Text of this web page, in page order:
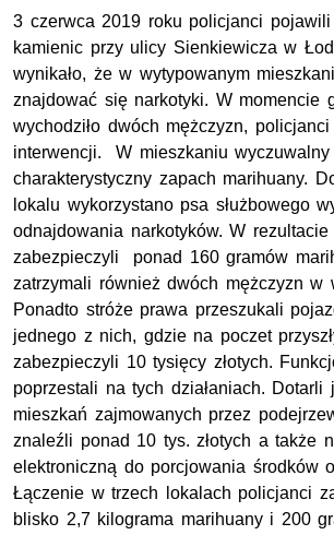
3 czerwca 2019 roku policjanci
kamienic przy ulicy Sienkiewicza w
wynikało, że w wytypowanym
znajdować się narkotyki. W momencie
wychodziło dwóch mężczyzn,
interwencji. W mieszkaniu wyczuwalny
charakterystyczny zapach marihuany.
lokalu wykorzystano psa służbowego
odnajdowania narkotyków. W rezultacie
zabezpieczyli ponad 160 gramów
zatrzymali również dwóch mężczyzn w
Ponadto stróże prawa przeszukali
jednego z nich, gdzie na poczet
zabezpieczyli 10 tysięcy złotych.
poprzestali na tych działaniach. Dotarli
mieszkań zajmowanych przez
znaleźli ponad 10 tys. złotych a także
elektroniczną do porcjowania środków
Łączenie w trzech lokalach policjanci
blisko 2,7 kilograma marihuany i 200